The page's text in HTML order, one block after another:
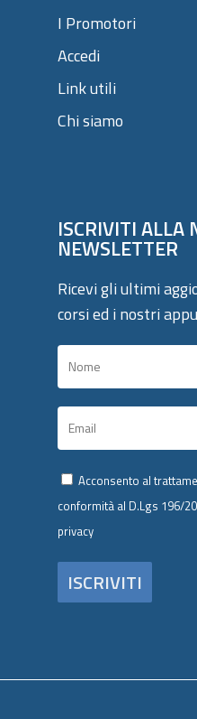
I Promotori
Accedi
Link utili
Chi siamo
ISCRIVITI ALLA
NEWSLETTER
Ricevi gli ultimi
corsi ed i nostri
Acconsento al
conformità al D.Lgs 196/
privacy